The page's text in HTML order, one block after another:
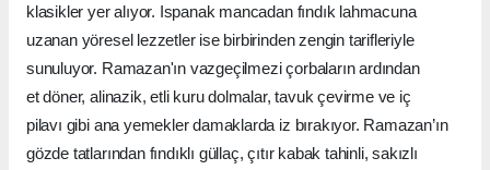
klasikler yer alıyor. Ispanak mancadan fındık lahmacuna
uzanan yöresel lezzetler ise birbirinden zengin tarifleriyle
sunuluyor. Ramazan'ın vazgeçilmezi çorbaların ardından
et döner, alinazik, etli kuru dolmalar, tavuk çevirme ve iç
pilavı gibi ana yemekler damaklarda iz bırakıyor. Ramazan’ın
gözde tatlarından fındıklı güllaç, çıtır kabak tahinli, sakızlı